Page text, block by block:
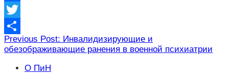
Facebook
Twitter
Отправить
Навигация
по
записям
Previous Post: Инвалидизирующие и
обезображивающие ранения в военной психиатрии
О ПиН